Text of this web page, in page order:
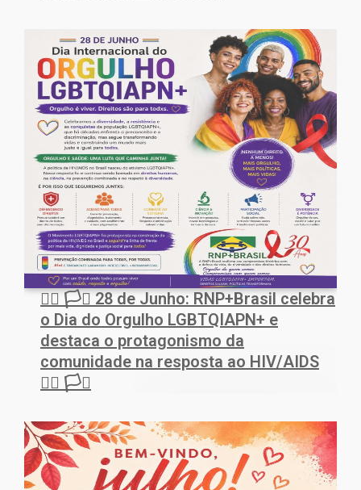
🏳️‍🌈 🏳️‍⚧️ 28 de Junho: RNP+Brasil celebra
o Dia do Orgulho LGBTQIAPN+ e
destaca o protagonismo da
comunidade na resposta ao HIV/AIDS
🏳️‍🌈 🏳️‍⚧️